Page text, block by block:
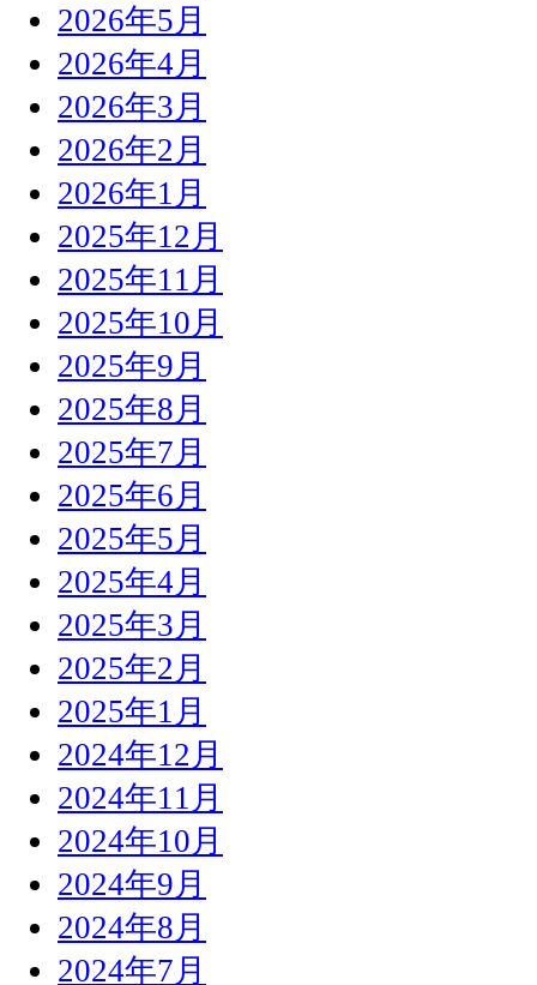
2026年5月
2026年4月
2026年3月
2026年2月
2026年1月
2025年12月
2025年11月
2025年10月
2025年9月
2025年8月
2025年7月
2025年6月
2025年5月
2025年4月
2025年3月
2025年2月
2025年1月
2024年12月
2024年11月
2024年10月
2024年9月
2024年8月
2024年7月